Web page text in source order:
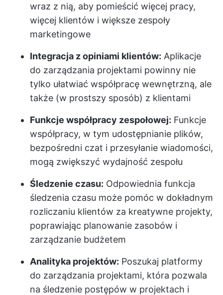
wraz z nią, aby pomieścić więcej pracy,
więcej klientów i większe zespoły
marketingowe
Integracja z opiniami klientów: Aplikacje
do zarządzania projektami powinny nie
tylko ułatwiać współpracę wewnętrzną, ale
także (w prostszy sposób) z klientami
Funkcje współpracy zespołowej: Funkcje
współpracy, w tym udostępnianie plików,
bezpośredni czat i przesyłanie wiadomości,
mogą zwiększyć wydajność zespołu
Śledzenie czasu: Odpowiednia funkcja
śledzenia czasu może pomóc w dokładnym
rozliczaniu klientów za kreatywne projekty,
poprawiając planowanie zasobów i
zarządzanie budżetem
Analityka projektów: Poszukaj platformy
do zarządzania projektami, która pozwala
na śledzenie postępów w projektach i